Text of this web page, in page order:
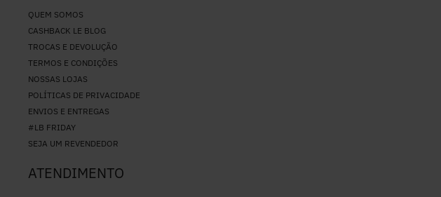
QUEM SOMOS
CASHBACK LE BLOG
TROCAS E DEVOLUÇÃO
TERMOS E CONDIÇÕES
NOSSAS LOJAS
POLÍTICAS DE PRIVACIDADE
ENVIOS E ENTREGAS
#LB FRIDAY
SEJA UM REVENDEDOR
ATENDIMENTO